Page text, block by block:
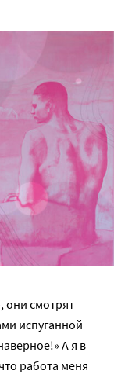
они смотрят
испуганной
А я в
работа меня